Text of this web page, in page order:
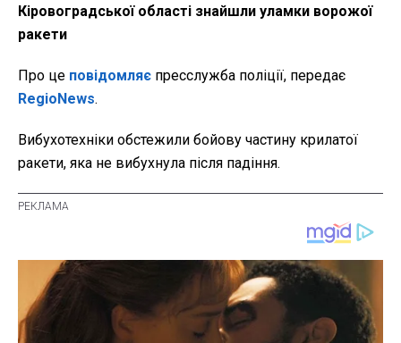
Кіровоградської області знайшли уламки ворожої
ракети
Про це повідомляє пресслужба поліції, передає
RegioNews.
Вибухотехніки обстежили бойову частину крилатої
ракети, яка не вибухнула після падіння.